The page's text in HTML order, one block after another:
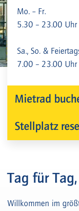
Mo. – Fr.
5.30 – 23.00 Uhr
Sa., So. &
7.00 – 23.00 Uhr
Mietrad
Stellplatz
Tag für
Willkommen im